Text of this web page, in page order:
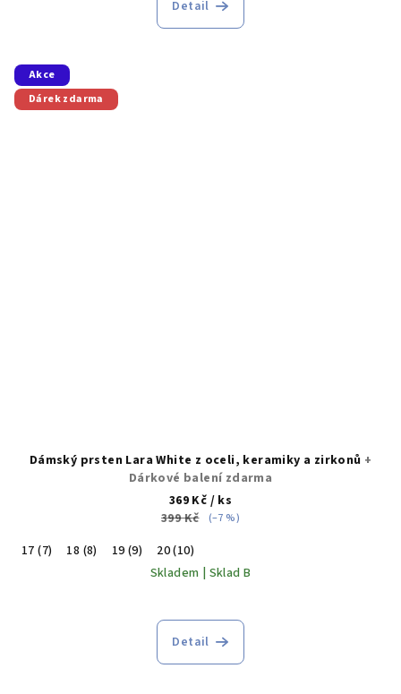
Detail
Akce
Dárek zdarma
Dámský prsten Lara White z oceli, keramiky a zirkonů +
Dárkové balení zdarma
369 Kč / ks
399 Kč
(–7 %)
17 (7) 18 (8) 19 (9)
20 (10)
Skladem | Sklad B
Detail